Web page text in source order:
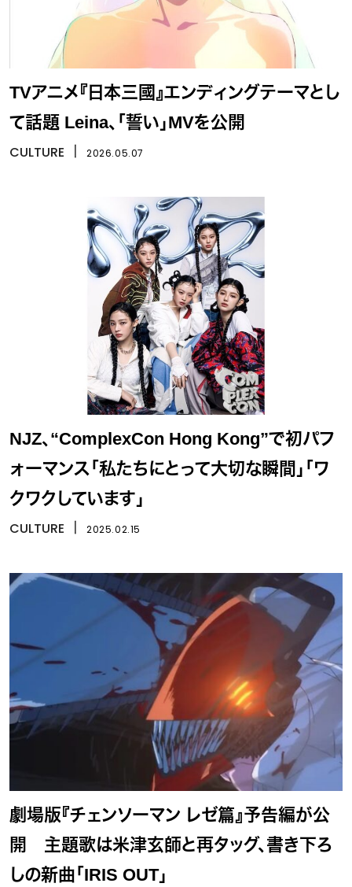
TVアニメ『日本三國』エンディングテーマとし
て話題 Leina、「誓い」MVを公開
CULTURE 2026.05.07
NJZ、“ComplexCon Hong Kong”で初パフ
ォーマンス「私たちにとって大切な瞬間」「ワ
クワクしています」
CULTURE 2025.02.15
劇場版『チェンソーマン レゼ篇』予告編が公
開 主題歌は米津玄師と再タッグ、書き下ろ
しの新曲「IRIS OUT」